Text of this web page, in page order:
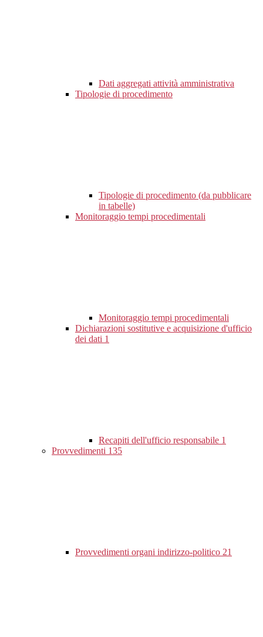
Dati aggregati attività amministrativa
Tipologie di procedimento
Tipologie di procedimento (da pubblicare
in tabelle)
Monitoraggio tempi procedimentali
Monitoraggio tempi procedimentali
Dichiarazioni sostitutive e acquisizione d'ufficio
dei dati 1
Recapiti dell'ufficio responsabile 1
Provvedimenti 135
Provvedimenti organi indirizzo-politico 21